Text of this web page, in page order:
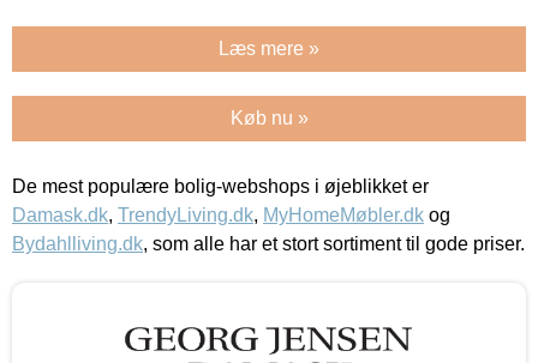
Læs mere »
Køb nu »
De mest populære bolig-webshops i øjeblikket er
Damask.dk, TrendyLiving.dk, MyHomeMøbler.dk og
Bydahlliving.dk, som alle har et stort sortiment til gode priser.